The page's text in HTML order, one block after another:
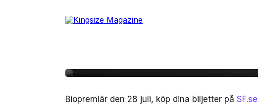
TÄVLING 10 juli, 2017
Avslutad – Vinn
Biopremiär den 28 juli, köp dina biljetter på SF.se